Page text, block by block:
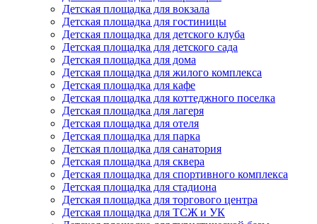
Детская площадка для вокзала
Детская площадка для гостиницы
Детская площадка для детского клуба
Детская площадка для детского сада
Детская площадка для дома
Детская площадка для жилого комплекса
Детская площадка для кафе
Детская площадка для коттеджного поселка
Детская площадка для лагеря
Детская площадка для отеля
Детская площадка для парка
Детская площадка для санатория
Детская площадка для сквера
Детская площадка для спортивного комплекса
Детская площадка для стадиона
Детская площадка для торгового центра
Детская площадка для ТСЖ и УК